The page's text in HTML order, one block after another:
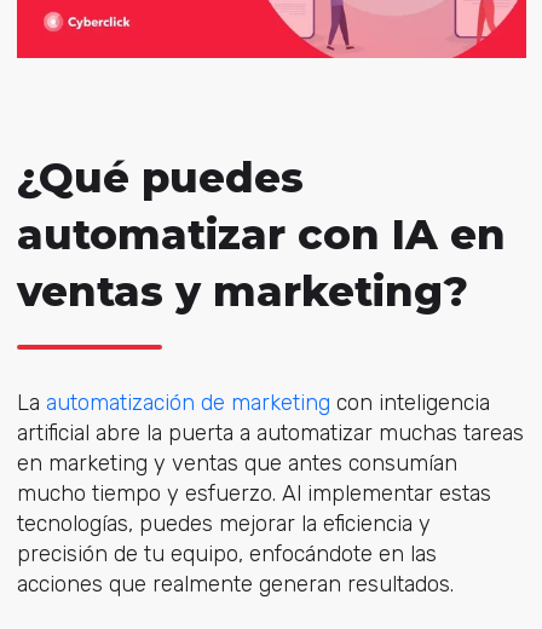
¿Qué puedes
automatizar con IA en
ventas y marketing?
La automatización de marketing con inteligencia
artificial abre la puerta a automatizar muchas tareas
en marketing y ventas que antes consumían
mucho tiempo y esfuerzo. Al implementar estas
tecnologías, puedes mejorar la eficiencia y
precisión de tu equipo, enfocándote en las
acciones que realmente generan resultados.